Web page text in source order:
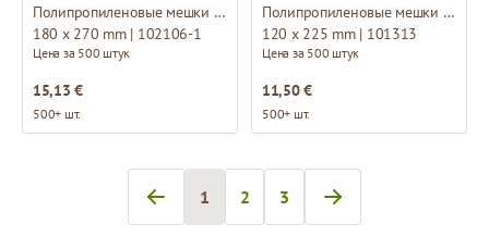
Полипропиленовые мешки без основание
180 x 270 mm | 102106-1
Цена за 500 штук
15,13 €
500+ шт.
Полипропиленовые мешки без основание
120 x 225 mm | 101313
Цена за 500 штук
11,50 €
500+ шт.
Вы сейчас читаете страницу
1
Страница
2
Страница
3